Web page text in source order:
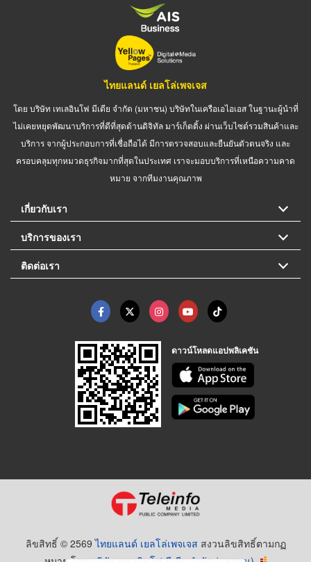
ไทยแลนด์ เยลโล่เพจเจส
โดย บริษัท เทเลอินโฟ มีเดีย จำกัด (มหาชน) บริษัทในเครือเอไอเอส ในฐานะผู้นำที่
ไม่เคยหยุดพัฒนาบริการที่ดีที่สุดด้านดิจิทัล มาร์เก็ตติ้ง ผ่านเว็บไซต์รวมสินค้าและ
บริการ จากผู้ประกอบการที่เชื่อถือได้ มีการตรวจสอบและยืนยันตัวตนจริง และ
ครอบคลุมทุกหมวดธุรกิจมากที่สุดในประเทศ เราจะมอบบริการที่เหนือความคาด
หมาย จากทีมงานคุณภาพ
เกี่ยวกับเรา
บริการของเรา
ติดต่อเรา
ดาวน์โหลดแอปพลิเคชัน
ลิขสิทธิ์ © 2569ไทยแลนด์ เยลโล่เพจเจส สงวนลิขสิทธิ์ตามกฏ